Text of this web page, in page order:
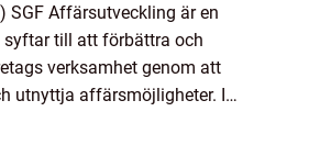
SGF Affärsutveckling är en
syftar till att förbättra och
verksamhet genom att
utnyttja affärsmöjligheter. I